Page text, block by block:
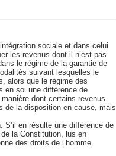
sociale et dans celui
les revenus dont il n’est pas
le régime de la garantie de
suivant lesquelles le
alors que le régime des
en soi une différence de
dont certains revenus
de la disposition en cause, mais
S’il en résulte une différence de
la Constitution, lus en
des droits de l’homme.